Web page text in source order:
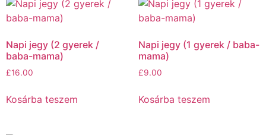
Napi jegy (2 gyerek /
baba-mama)
£16.00
Kosárba teszem
Napi jegy (1 gyerek / baba-
mama)
£9.00
Kosárba teszem